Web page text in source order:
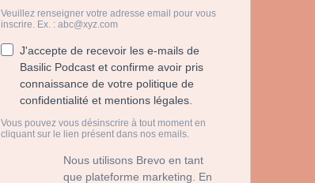
Veuillez renseigner votre adresse email pour vous
inscrire. Ex. : abc@xyz.com
J'accepte de recevoir les e-mails de
Basilic Podcast et confirme avoir pris
connaissance de votre politique de
confidentialité et mentions légales.
Vous pouvez vous désinscrire à tout moment en
cliquant sur le lien présent dans nos emails.
Nous utilisons Brevo en tant
que plateforme marketing. En